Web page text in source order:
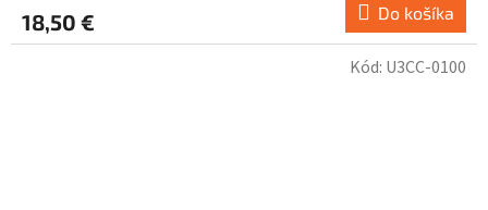
18,50 € Do košíka
Kód: U3CC-0100